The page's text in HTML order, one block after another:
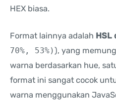
HEX biasa.
Format lainnya adalah HSL
70%, 53%)), yang
warna berdasarkan hue,
format ini sangat cocok
warna menggunakan